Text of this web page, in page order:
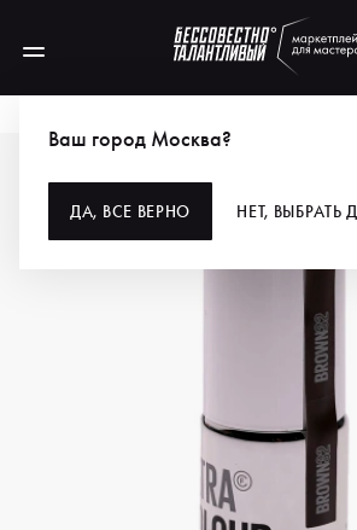
Ваш город Москва?
ДА, ВСЕ ВЕРНО НЕТ, ВЫБРАТЬ